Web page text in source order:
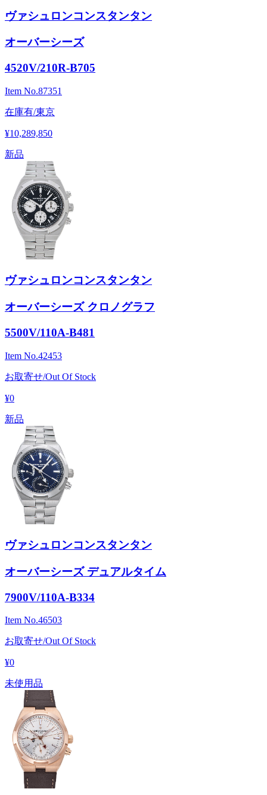
ヴァシュロンコンスタンタン
オーバーシーズ
4520V/210R-B705
Item No.87351
在庫有/東京
¥10,289,850
新品
ヴァシュロンコンスタンタン
オーバーシーズ クロノグラフ
5500V/110A-B481
Item No.42453
お取寄せ/Out Of Stock
¥0
新品
ヴァシュロンコンスタンタン
オーバーシーズ デュアルタイム
7900V/110A-B334
Item No.46503
お取寄せ/Out Of Stock
¥0
未使用品